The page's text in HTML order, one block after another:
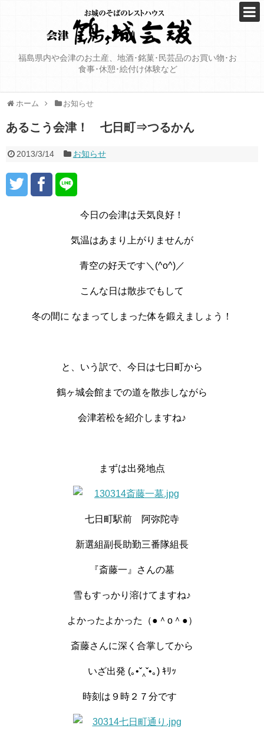
福島県内や会津のお土産、地酒･銘菓･民芸品のお買い物･お
食事･休憩･絵付け体験など
ホーム お知らせ
あるこう会津！ 七日町⇒つるかん
2013/3/14 お知らせ
今日の会津は天気良好！
気温はあまり上がりませんが
青空の好天です＼(^o^)／
こんな日は散歩でもして
冬の間に なまってしまった体を鍛えましょう！
と、いう訳で、今日は七日町から
鶴ヶ城会館までの道を散歩しながら
会津若松を紹介しますね♪
まずは出発地点
七日町駅前 阿弥陀寺
新選組副長助勤三番隊組長
『斎藤一』さんの墓
雪もすっかり溶けてますね♪
よかったよかった（●＾o＾●）
斎藤さんに深く合掌してから
いざ出発 (｡•ˇ‸ˇ•｡) ｷﾘｯ
時刻は９時２７分です